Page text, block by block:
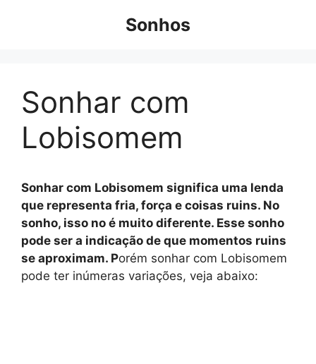
Sonhos
Sonhar com
Lobisomem
Sonhar com Lobisomem significa uma lenda
que representa fria, força e coisas ruins. No
sonho, isso no é muito diferente. Esse sonho
pode ser a indicação de que momentos ruins
se aproximam. Porém sonhar com Lobisomem
pode ter inúmeras variações, veja abaixo: